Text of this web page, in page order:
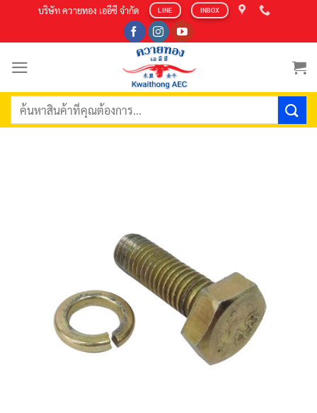
content
บริษัท ควายทอง เออีซี จำกัด LINE INBOX
ค้นหา: